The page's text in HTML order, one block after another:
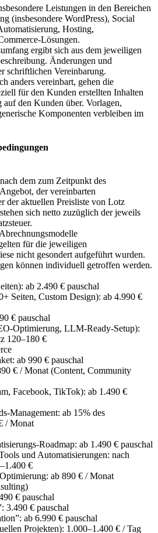
Leistungen in den Bereichen
(insbesondere WordPress), Social
Hosting,
Lösungen.
ergibt sich aus dem jeweiligen
Änderungen und
schriftlichen Vereinbarung.
anders vereinbart, gehen die
für den Kunden erstellten Inhalten
den Kunden über. Vorlagen,
Komponenten verbleiben im
dem zum Zeitpunkt des
der vereinbarten
der aktuellen Preisliste von Lotz
sich netto zuzüglich der jeweils
für die jeweiligen
nicht gesondert aufgeführt wurden.
können individuell getroffen werden.
ab 2.490 € pauschal
Seiten, Custom Design): ab 4.990 €
€ pauschal
Optimierung, LLM-Ready-Setup):
120–180 €
ab 990 € pauschal
€ / Monat (Content, Community
Facebook, TikTok): ab 1.490 €
Management: ab 15% des
/ Monat
Roadmap: ab 1.490 € pauschal
und Automatisierungen: nach
€
ab 890 € / Monat
€ pauschal
3.490 € pauschal
ab 6.990 € pauschal
Projekten): 1.000–1.400 € / Tag